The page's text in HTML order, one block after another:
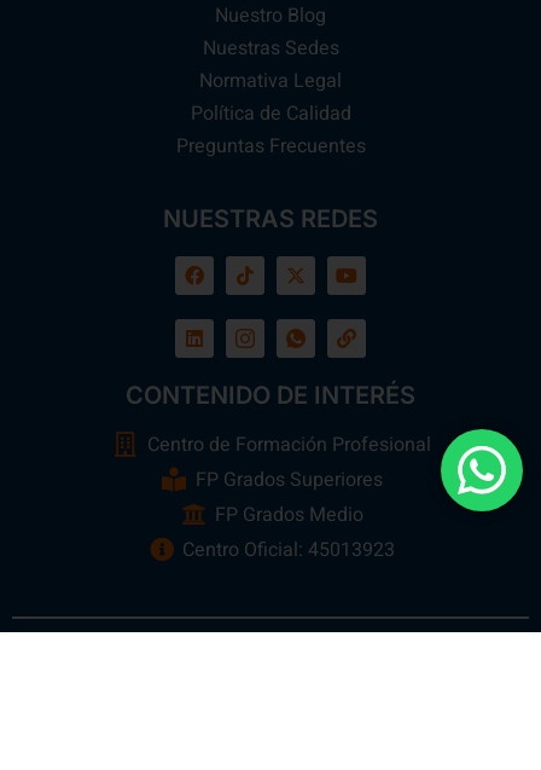
Nuestro Blog
Nuestras Sedes
Normativa Legal
Política de Calidad
Preguntas Frecuentes
NUESTRAS REDES
CONTENIDO DE INTERÉS
Centro de Formación Profesional
FP Grados Superiores
FP Grados Medio
Centro Oficial: 45013923